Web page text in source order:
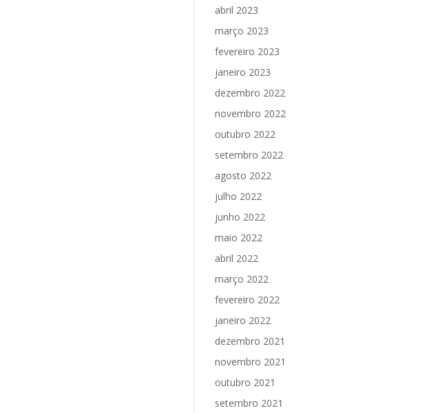
abril 2023
março 2023
fevereiro 2023
janeiro 2023
dezembro 2022
novembro 2022
outubro 2022
setembro 2022
agosto 2022
julho 2022
junho 2022
maio 2022
abril 2022
março 2022
fevereiro 2022
janeiro 2022
dezembro 2021
novembro 2021
outubro 2021
setembro 2021